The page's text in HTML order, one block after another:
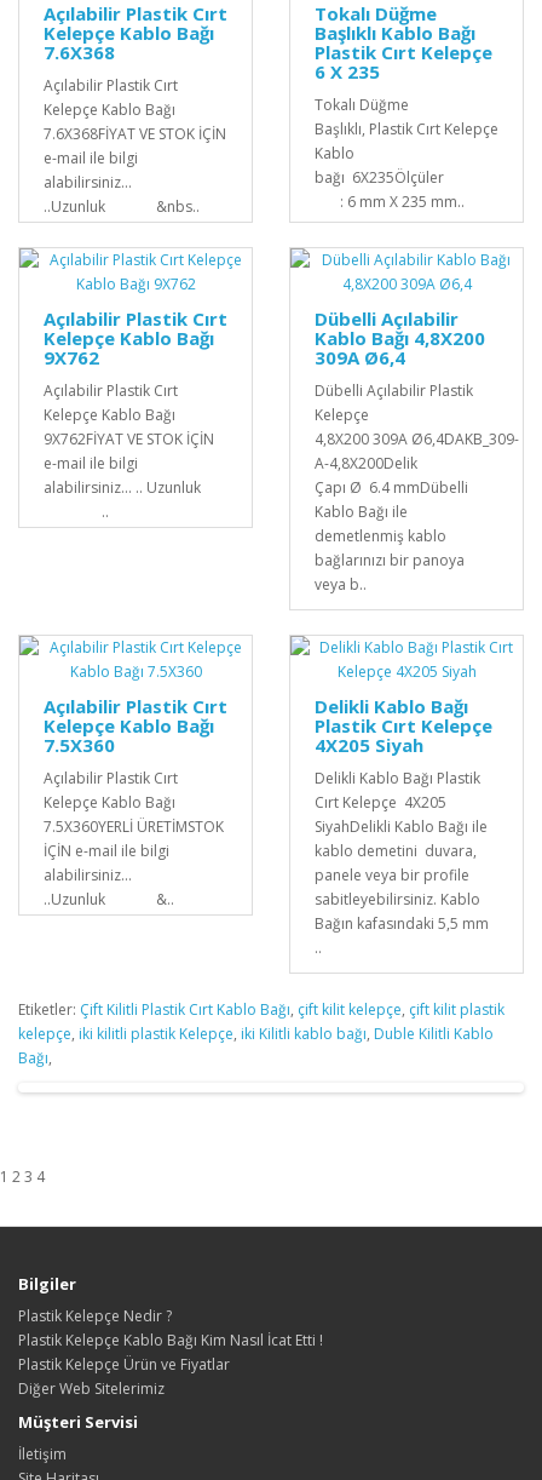
Açılabilir Plastik Cırt
Kelepçe Kablo Bağı
7.6X368
Açılabilir Plastik Cırt
Kelepçe Kablo Bağı
7.6X368FİYAT VE STOK İÇİN
e-mail ile bilgi
alabilirsiniz...
..Uzunluk &nbs..
Tokalı Düğme
Başlıklı Kablo Bağı
Plastik Cırt Kelepçe
6 X 235
Tokalı Düğme
Başlıklı, Plastik Cırt Kelepçe
Kablo
bağı 6X235Ölçüler
: 6 mm X 235 mm..
Açılabilir Plastik Cırt
Kelepçe Kablo Bağı
9X762
Açılabilir Plastik Cırt
Kelepçe Kablo Bağı
9X762FİYAT VE STOK İÇİN
e-mail ile bilgi
alabilirsiniz... .. Uzunluk
..
Dübelli Açılabilir
Kablo Bağı 4,8X200
309A Ø6,4
Dübelli Açılabilir Plastik
Kelepçe
4,8X200 309A Ø6,4DAKB_309-
A-4,8X200Delik
Çapı Ø 6.4 mmDübelli
Kablo Bağı ile
demetlenmiş kablo
bağlarınızı bir panoya
veya b..
Açılabilir Plastik Cırt
Kelepçe Kablo Bağı
7.5X360
Açılabilir Plastik Cırt
Kelepçe Kablo Bağı
7.5X360YERLİ ÜRETİMSTOK
İÇİN e-mail ile bilgi
alabilirsiniz...
..Uzunluk &..
Delikli Kablo Bağı
Plastik Cırt Kelepçe
4X205 Siyah
Delikli Kablo Bağı Plastik
Cırt Kelepçe 4X205
SiyahDelikli Kablo Bağı ile
kablo demetini duvara,
panele veya bir profile
sabitleyebilirsiniz. Kablo
Bağın kafasındaki 5,5 mm
..
Etiketler: Çift Kilitli Plastik Cırt Kablo Bağı, çift kilit kelepçe, çift kilit plastik
kelepçe, iki kilitli plastik Kelepçe, iki Kilitli kablo bağı, Duble Kilitli Kablo
Bağı,
1 2 3 4
Bilgiler
Plastik Kelepçe Nedir ?
Plastik Kelepçe Kablo Bağı Kim Nasıl İcat Etti !
Plastik Kelepçe Ürün ve Fiyatlar
Diğer Web Sitelerimiz
Müşteri Servisi
İletişim